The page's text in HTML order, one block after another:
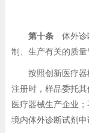
第十条体外诊
制、生产有关的质量
按照创新医疗器
注册时，样品委托
医疗器械生产企业
境内体外诊断试剂申